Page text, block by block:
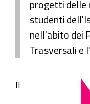
progetti delle
studenti
nell'abito dei
Trasversali e
Il